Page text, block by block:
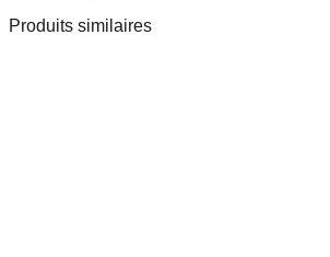
Produits similaires